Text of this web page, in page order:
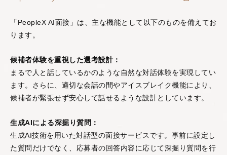
「PeopleX AI面接」は、主な機能として以下のものを備えてお
ります。
候補者体験を重視した選考設計：
まるで人と話しているかのような自然な対話体験を実現してい
ます。さらに、適切な会話の間やアイスブレイク機能により、
候補者が緊張せず安心して話せるような設計としています。
生成AIによる深掘り質問：
生成AI技術を用いた対話型の面接サービスです。事前に設定し
た質問だけでなく、応募者の回答内容に応じて深掘り質問を行